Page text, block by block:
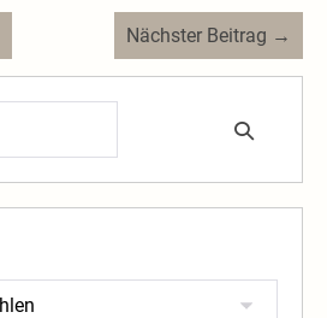
Nächster Beitrag →